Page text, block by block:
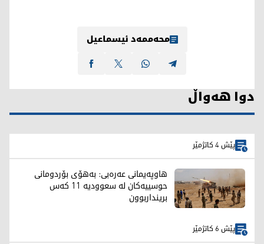
محەممەد ئیسماعیل
دوا هەواڵ
پێش 4 کاتژمێر
هاوپەیمانی عەرەبی: بەهۆی بۆردومانی
حوسییەکان لە سعوودیە 11 کەس
برینداربوون
پێش 6 کاتژمێر